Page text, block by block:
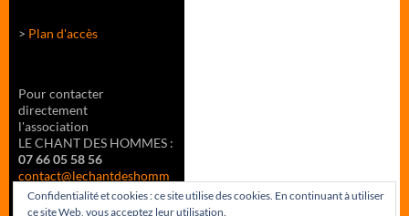
> Plan d'accès
Pour contacter
directement
l'association
LE CHANT DES HOMMES :
07 66 05 58 56
contact@lechantdeshomm
es.fr
Confidentialité et cookies : ce site utilise des cookies. En continuant à utiliser
ce site Web, vous acceptez leur utilisation.